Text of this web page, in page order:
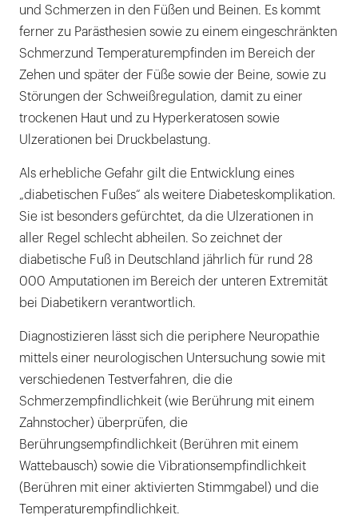
und Schmerzen in den Füßen und Beinen. Es kommt
ferner zu Parästhesien sowie zu einem eingeschränkten
Schmerzund Temperaturempfinden im Bereich der
Zehen und später der Füße sowie der Beine, sowie zu
Störungen der Schweißregulation, damit zu einer
trockenen Haut und zu Hyperkeratosen sowie
Ulzerationen bei Druckbelastung.
Als erhebliche Gefahr gilt die Entwicklung eines
„diabetischen Fußes“ als weitere Diabeteskomplikation.
Sie ist besonders gefürchtet, da die Ulzerationen in
aller Regel schlecht abheilen. So zeichnet der
diabetische Fuß in Deutschland jährlich für rund 28
000 Amputationen im Bereich der unteren Extremität
bei Diabetikern verantwortlich.
Diagnostizieren lässt sich die periphere Neuropathie
mittels einer neurologischen Untersuchung sowie mit
verschiedenen Testverfahren, die die
Schmerzempfindlichkeit (wie Berührung mit einem
Zahnstocher) überprüfen, die
Berührungsempfindlichkeit (Berühren mit einem
Wattebausch) sowie die Vibrationsempfindlichkeit
(Berühren mit einer aktivierten Stimmgabel) und die
Temperaturempfindlichkeit.